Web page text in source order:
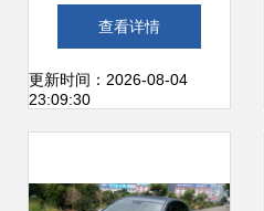
大奖驾到，意想不
到的“沃”式好礼，
查看详情
更新时间：2026-08-04
23:09:30